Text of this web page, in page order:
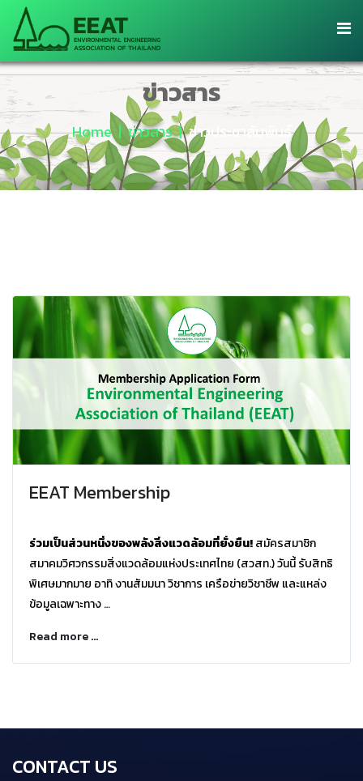
ข่าวสาร
Home ข่าวสาร ข่าวประชาสัมพันธ์​
EEAT Membership
ร่วมเป็นส่วนหนึ่งของพลังสิ่งแวดล้อมที่ยั่งยืน!สมัครสมาชิก
สมาคมวิศวกรรมสิ่งแวดล้อมแห่งประเทศไทย (สวสท.) วันนี้ รับสิทธิ
พิเศษมากมาย อาทิ งานสัมมนา วิชาการ เครือข่ายวิชาชีพ และแหล่ง
ข้อมูลเฉพาะทาง
Read more ...
CONTACT US